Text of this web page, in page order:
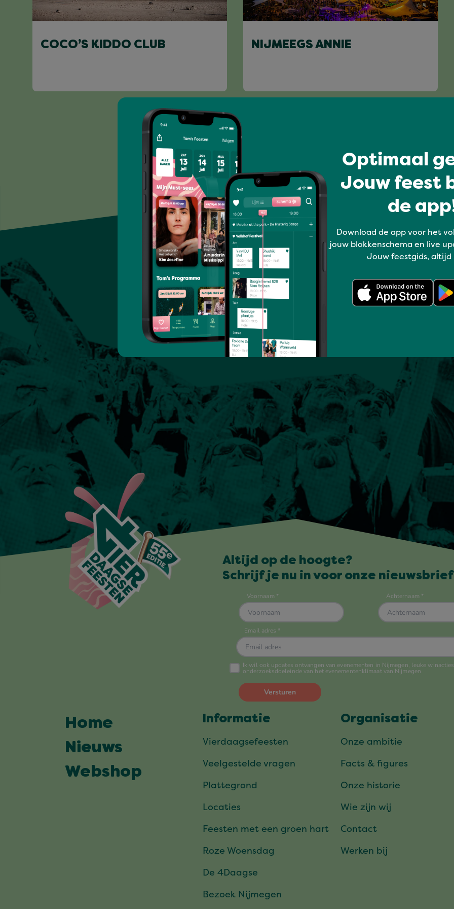
COCO’S KIDDO CLUB NIJMEEGS ANNIE
Optimaal
Jouw feest
de
Download de app voor het
jouw blokkenschema en live
Jouw feestgids, altijd
Altijd op de hoogte?
Schrijf je nu in voor onze
Home
Nieuws
Webshop
Informatie
Vierdaagsefeesten
Veelgestelde vragen
Plattegrond
Locaties
Feesten met een groen hart
Roze Woensdag
De 4Daagse
Bezoek Nijmegen
Organisatie
Onze ambitie
Facts & figures
Onze historie
Wie zijn wij
Contact
Werken bij